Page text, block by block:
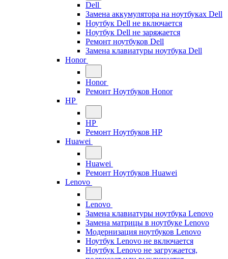
Dell
Замена аккумулятора на ноутбуках Dell
Ноутбук Dell не включается
Ноутбук Dell не заряжается
Ремонт ноутбуков Dell
Замена клавиатуры ноутбука Dell
Honor
Honor
Ремонт Ноутбуков Honor
HP
HP
Ремонт Ноутбуков HP
Huawei
Huawei
Ремонт Ноутбуков Huawei
Lenovo
Lenovo
Замена клавиатуры ноутбука Lenovo
Замена матрицы в ноутбуке Lenovo
Модернизация ноутбуков Lenovo
Ноутбук Lenovo не включается
Ноутбук Lenovo не загружается,